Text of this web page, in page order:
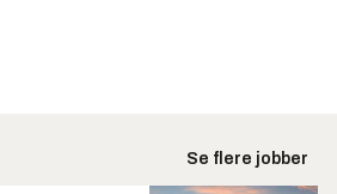
Se flere jobber